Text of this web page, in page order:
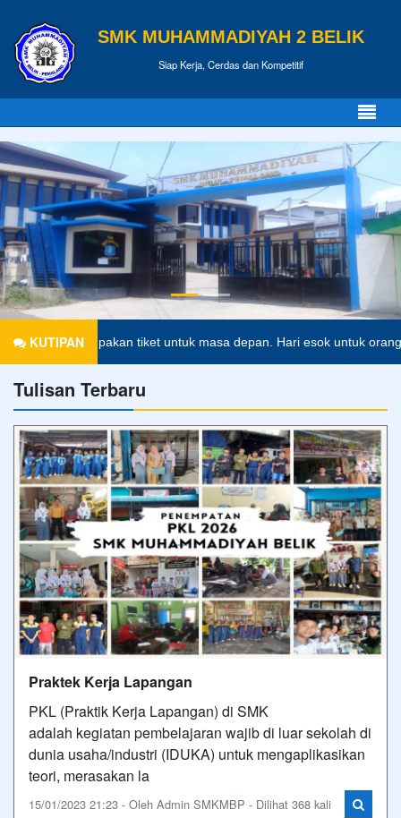
SMK MUHAMMADIYAH 2 BELIK
Siap Kerja, Cerdas dan Kompetitif
KUTIPAN
merupakan tiket untuk masa depan. Hari esok untuk orang-
Tulisan Terbaru
Praktek Kerja Lapangan
PKL (Praktik Kerja Lapangan) di SMK
adalah kegiatan pembelajaran wajib di luar sekolah di
dunia usaha/industri (IDUKA) untuk mengaplikasikan
teori, merasakan la
15/01/2023 21:23 - Oleh Admin SMKMBP - Dilihat 368 kali